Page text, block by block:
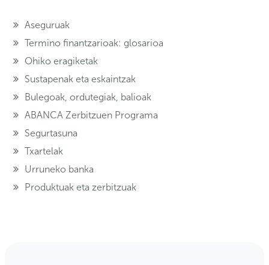
Aseguruak
Termino finantzarioak: glosarioa
Ohiko eragiketak
Sustapenak eta eskaintzak
Bulegoak, ordutegiak, balioak
ABANCA Zerbitzuen Programa
Segurtasuna
Txartelak
Urruneko banka
Produktuak eta zerbitzuak